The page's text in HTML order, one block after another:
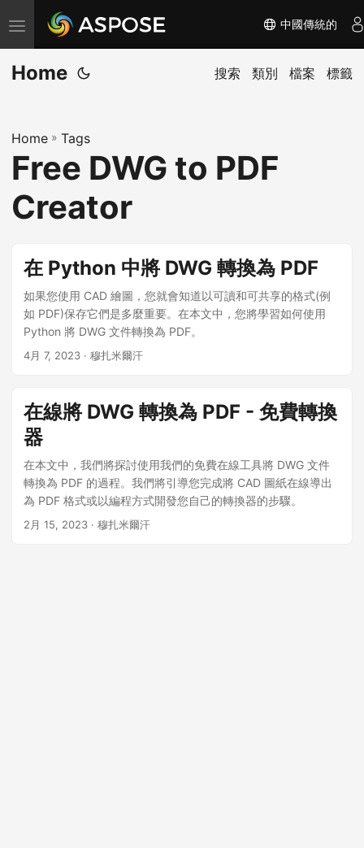
切
换
导
中國傳統的
Home 搜索 類別 檔案 標籤
Home » Tags
Free DWG to PDF
Creator
在 Python 中將 DWG 轉換為 PDF
如果您使用 CAD 繪圖，您就會知道以可讀和可共享的格式(例
如 PDF)保存它們是多麼重要。在本文中，您將學習如何使用
Python 將 DWG 文件轉換為 PDF。
4月 7, 2023 · 穆扎米爾汗
在線將 DWG 轉換為 PDF - 免費轉換
器
在本文中，我們將探討使用我們的免費在線工具將 DWG 文件
轉換為 PDF 的過程。我們將引導您完成將 CAD 圖紙在線導出
為 PDF 格式或以編程方式開發您自己的轉換器的步驟。
2月 15, 2023 · 穆扎米爾汗